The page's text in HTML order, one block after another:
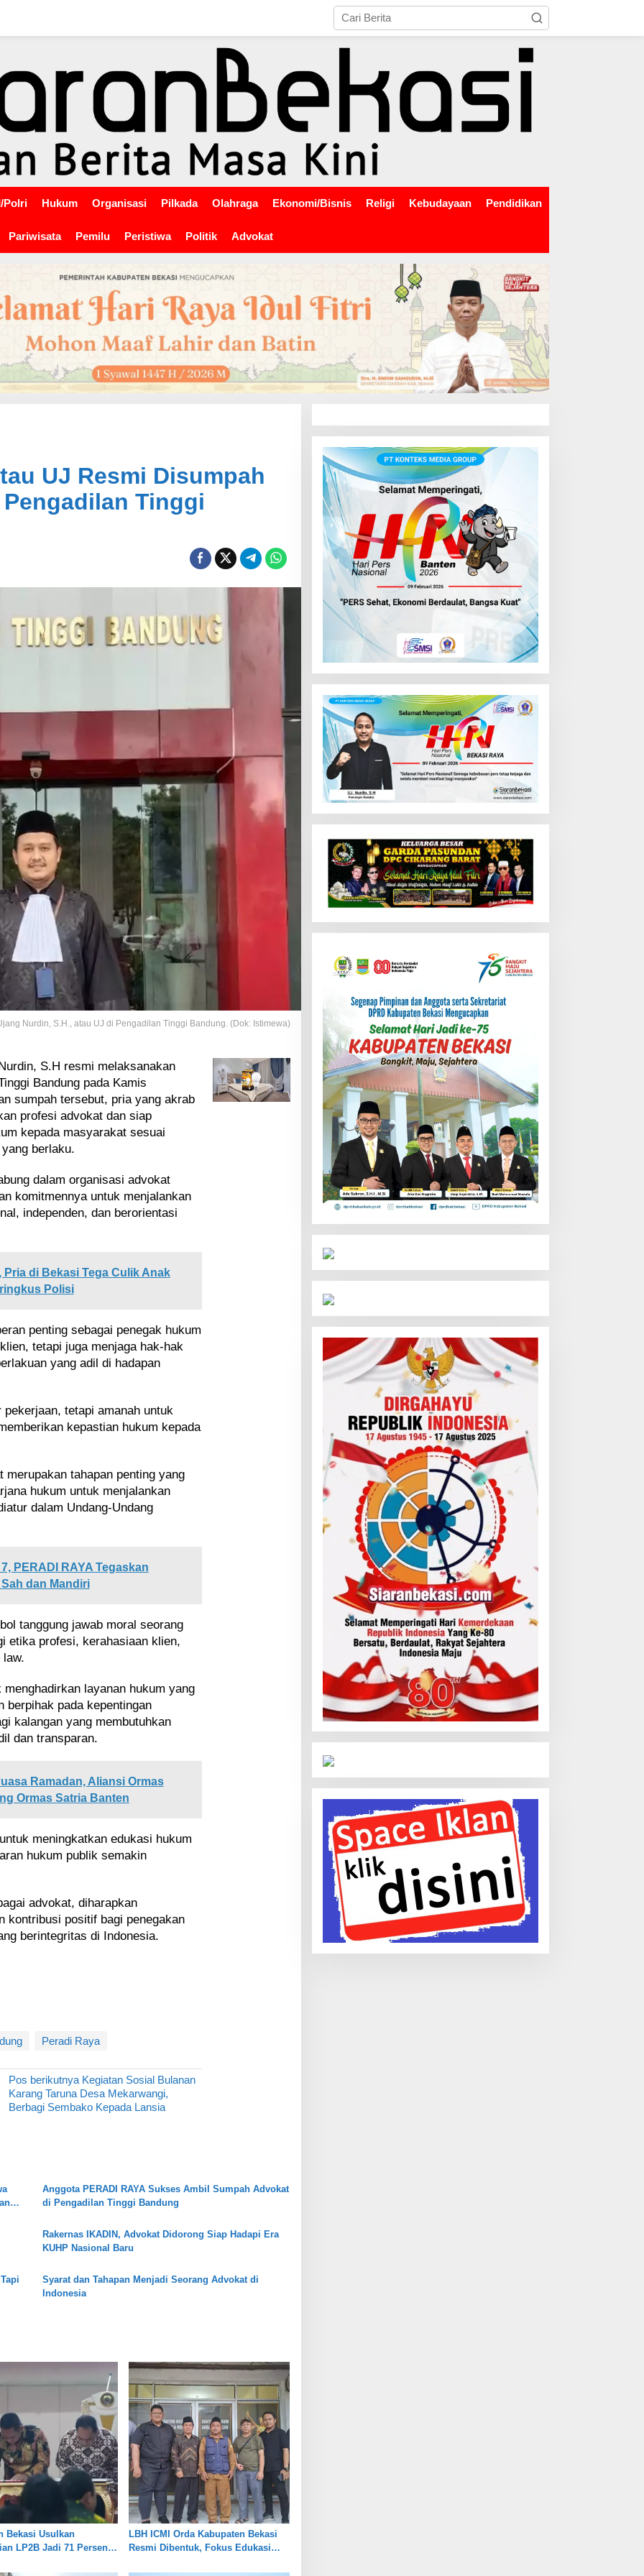
Polri Hukum Organisasi Pilkada Olahraga Ekonomi/Bisnis Religi Kebudayaan Pendidikan
Pariwisata Pemilu Peristiwa Politik Advokat
UJ Resmi Disumpah
Tinggi
Nurdin, S.H., atau UJ di Pengadilan Tinggi Bandung. (Dok: Istimewa)
S.H resmi melaksanakan
Bandung pada Kamis
sumpah tersebut, pria yang akrab
profesi advokat dan siap
kepada masyarakat sesuai
berlaku.
dalam organisasi advokat
komitmennya untuk menjalankan
independen, dan berorientasi
Pria di Bekasi Tega Culik Anak
Polisi
penting sebagai penegak hukum
tetapi juga menjaga hak-hak
yang adil di hadapan
tetapi amanah untuk
kepastian hukum kepada
tahapan penting yang
hukum untuk menjalankan
dalam Undang-Undang
PERADI RAYA Tegaskan
dan Mandiri
tanggung jawab moral seorang
etika profesi, kerahasiaan klien,
layanan hukum yang
berpihak pada kepentingan
kalangan yang membutuhkan
dan transparan.
Ramadan, Aliansi Ormas
Ormas Satria Banten
meningkatkan edukasi hukum
hukum publik semakin
advokat, diharapkan
kontribusi positif bagi penegakan
berintegritas di Indonesia.
Peradi Raya
Pos berikutnya Kegiatan Sosial Bulanan
Karang Taruna Desa Mekarwangi,
Berbagi Sembako Kepada Lansia
Anggota PERADI RAYA Sukses Ambil Sumpah Advokat
di Pengadilan Tinggi Bandung
Rakernas IKADIN, Advokat Didorong Siap Hadapi Era
KUHP Nasional Baru
Syarat dan Tahapan Menjadi Seorang Advokat di
Indonesia
Bekasi Usulkan
LP2B Jadi 71 Persen,
LBH ICMI Orda Kabupaten Bekasi
Resmi Dibentuk, Fokus Edukasi